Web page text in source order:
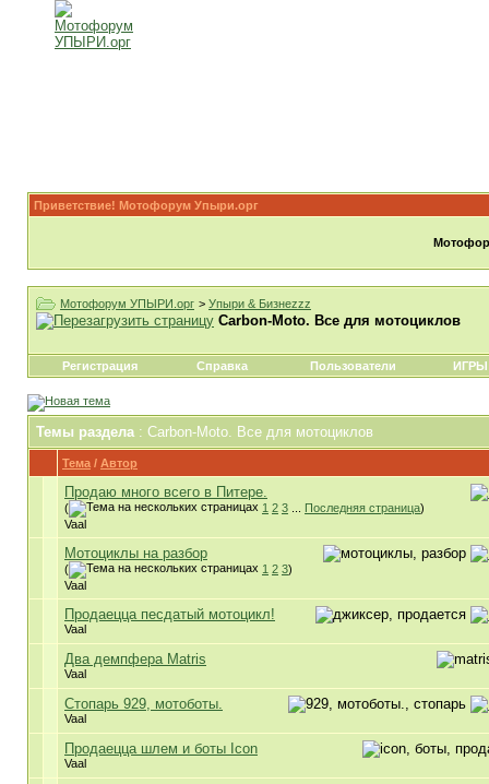
Приветствие! Мотофорум Упыри.орг
Мотофорум УПЫРИ.орг > Упыри & Бизнеzzz
Carbon-Moto. Все для мотоциклов
Регистрация Справка Пользователи ИГРЫ
Темы раздела: Carbon-Moto. Все для мотоциклов
Тема / Автор
Продаю много всего в Питере.
( 1 2 3 Последняя страница)
Vaal
Мотоциклы на разбор
( 1 2 3)
Vaal
Продаецца песдатый мотоцикл!
Vaal
Два демпфера Matris
Vaal
Стопарь 929, мотоботы.
Vaal
Продаецца шлем и боты Icon
Vaal